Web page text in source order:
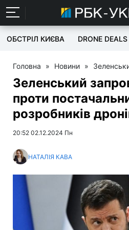
ОБСТРІЛ КИЄВА DRONE DEALS
Головна » Новини »
Зеленський
проти
розробників
20:52 02.12.2024 Пн
НАТАЛІЯ КАВА